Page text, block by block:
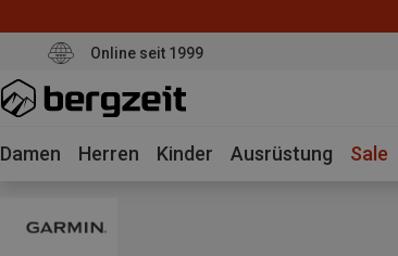
Online seit 1999
Damen Herren Kinder Ausrüstung Sale